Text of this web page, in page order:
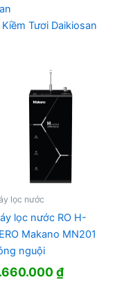
Tươi Daikiosan
lọc nước
lọc nước RO H-
Makano MN201
nguội
₫